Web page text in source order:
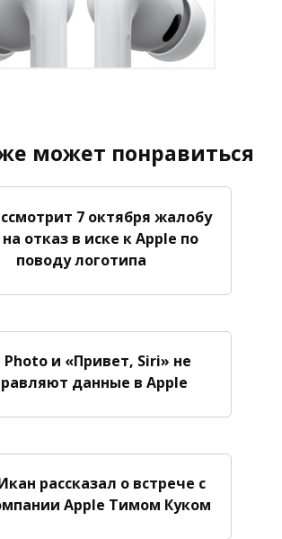
может понравиться
7 октября жалобу
отказ в иске к Apple по
поводу логотипа
Photo и «Привет, Siri» не
данные в Apple
рассказал о встрече с
Apple Тимом Куком